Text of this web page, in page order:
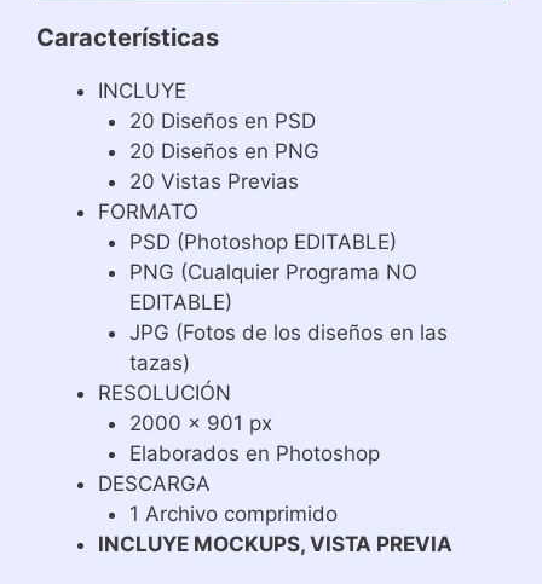
Características
INCLUYE
20 Diseños en PSD
20 Diseños en PNG
20 Vistas Previas
FORMATO
PSD (Photoshop EDITABLE)
PNG (Cualquier Programa NO
EDITABLE)
JPG (Fotos de los diseños en las
tazas)
RESOLUCIÓN
2000 x 901 px
Elaborados en Photoshop
DESCARGA
1 Archivo comprimido
INCLUYE MOCKUPS, VISTA PREVIA